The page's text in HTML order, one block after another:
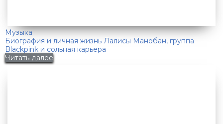
Музыка
Биография и личная жизнь Лалисы Манобан, группа
Blackpink и сольная карьера
Читать далее